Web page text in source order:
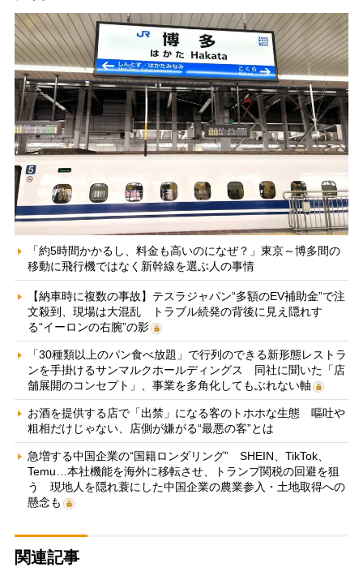
「約5時間かかるし、料金も高いのになぜ？」東京～博多間の
移動に飛行機ではなく新幹線を選ぶ人の事情
【納車時に複数の事故】テスラジャパン“多額のEV補助金”で注
文殺到、現場は大混乱 トラブル続発の背後に見え隠れす
る“イーロンの右腕”の影
「30種類以上のパン食べ放題」で行列のできる新形態レストラ
ンを手掛けるサンマルクホールディングス 同社に聞いた「店
舗展開のコンセプト」、事業を多角化してもぶれない軸
お酒を提供する店で「出禁」になる客のトホホな生態 嘔吐や
粗相だけじゃない、店側が嫌がる“最悪の客”とは
急増する中国企業の“国籍ロンダリング” SHEIN、TikTok、
Temu…本社機能を海外に移転させ、トランプ関税の回避を狙
う 現地人を隠れ蓑にした中国企業の農業参入・土地取得への
懸念も
関連記事